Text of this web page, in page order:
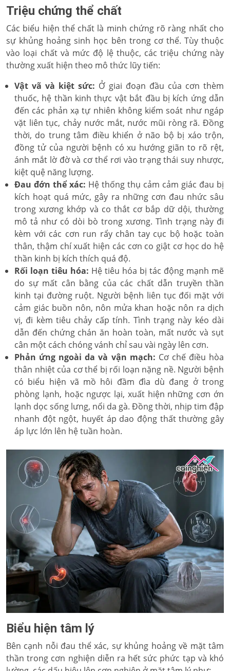
Triệu chứng thể chất
Các biểu hiện thể chất là minh chứng rõ ràng nhất cho
sự khủng hoảng sinh học bên trong cơ thể. Tùy thuộc
vào loại chất và mức độ lệ thuộc, các triệu chứng này
thường xuất hiện theo mô thức lũy tiến:
Vật vã và kiệt sức: Ở giai đoạn đầu của cơn thèm
thuốc, hệ thần kinh thực vật bắt đầu bị kích ứng dẫn
đến các phản xạ tự nhiên không kiểm soát như ngáp
vặt liên tục, chảy nước mắt, nước mũi ròng rã. Đồng
thời, do trung tâm điều khiển ở não bộ bị xáo trộn,
đồng tử của người bệnh có xu hướng giãn to rõ rệt,
ánh mắt lờ đờ và cơ thể rơi vào trạng thái suy nhược,
kiệt quệ năng lượng.
Đau đớn thể xác: Hệ thống thụ cảm cảm giác đau bị
kích hoạt quá mức, gây ra những cơn đau nhức sâu
trong xương khớp và co thắt cơ bắp dữ dội, thường
mô tả như có dòi bò trong xương. Tình trạng này đi
kèm với các cơn run rẩy chân tay cục bộ hoặc toàn
thân, thậm chí xuất hiện các cơn co giật cơ học do hệ
thần kinh bị kích thích quá độ.
Rối loạn tiêu hóa: Hệ tiêu hóa bị tác động mạnh mẽ
do sự mất cân bằng của các chất dẫn truyền thần
kinh tại đường ruột. Người bệnh liên tục đối mặt với
cảm giác buồn nôn, nôn mửa khan hoặc nôn ra dịch
vị, đi kèm tiêu chảy cấp tính. Tình trạng này kéo dài
dẫn đến chứng chán ăn hoàn toàn, mất nước và sụt
cân một cách chóng vánh chỉ sau vài ngày lên cơn.
Phản ứng ngoài da và vận mạch: Cơ chế điều hòa
thân nhiệt của cơ thể bị rối loạn nặng nề. Người bệnh
có biểu hiện vã mồ hôi đầm đìa dù đang ở trong
phòng lạnh, hoặc ngược lại, xuất hiện những cơn ớn
lạnh dọc sống lưng, nổi da gà. Đồng thời, nhịp tim đập
nhanh đột ngột, huyết áp dao động thất thường gây
áp lực lớn lên hệ tuần hoàn.
Biểu hiện tâm lý
Bên cạnh nỗi đau thể xác, sự khủng hoảng về mặt tâm
thần trong cơn nghiện diễn ra hết sức phức tạp và khó